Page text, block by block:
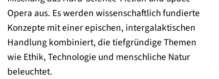
Opera aus. Es werden wissenschaftlich fundierte
Konzepte mit einer epischen, intergalaktischen
Handlung kombiniert, die tiefgründige Themen
wie Ethik, Technologie und menschliche Natur
beleuchtet.